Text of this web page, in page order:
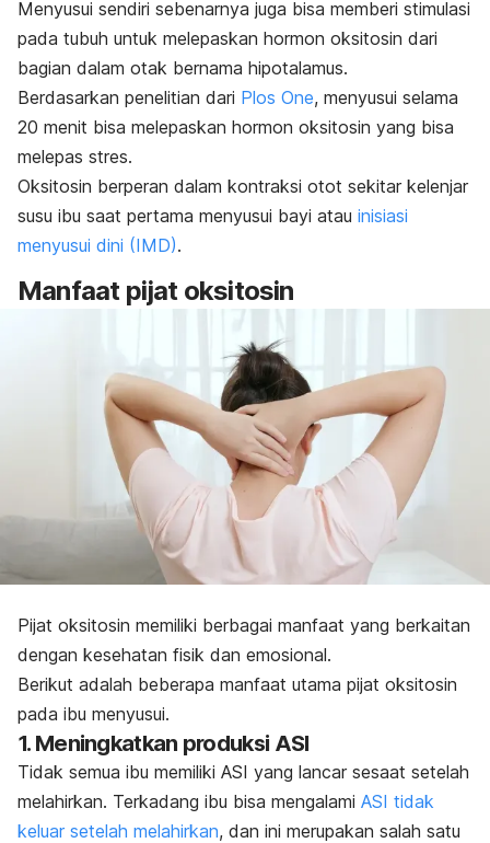
Menyusui sendiri sebenarnya juga bisa memberi stimulasi
pada tubuh untuk melepaskan hormon oksitosin dari
bagian dalam otak bernama hipotalamus.
Berdasarkan penelitian dari Plos One, menyusui selama
20 menit bisa melepaskan hormon oksitosin yang bisa
melepas stres.
Oksitosin berperan dalam kontraksi otot sekitar kelenjar
susu ibu saat pertama menyusui bayi atau inisiasi
menyusui dini (IMD).
Manfaat pijat oksitosin
Pijat oksitosin memiliki berbagai manfaat yang berkaitan
dengan kesehatan fisik dan emosional.
Berikut adalah beberapa manfaat utama pijat oksitosin
pada ibu menyusui.
1. Meningkatkan produksi ASI
Tidak semua ibu memiliki ASI yang lancar sesaat setelah
melahirkan. Terkadang ibu bisa mengalami ASI tidak
keluar setelah melahirkan, dan ini merupakan salah satu